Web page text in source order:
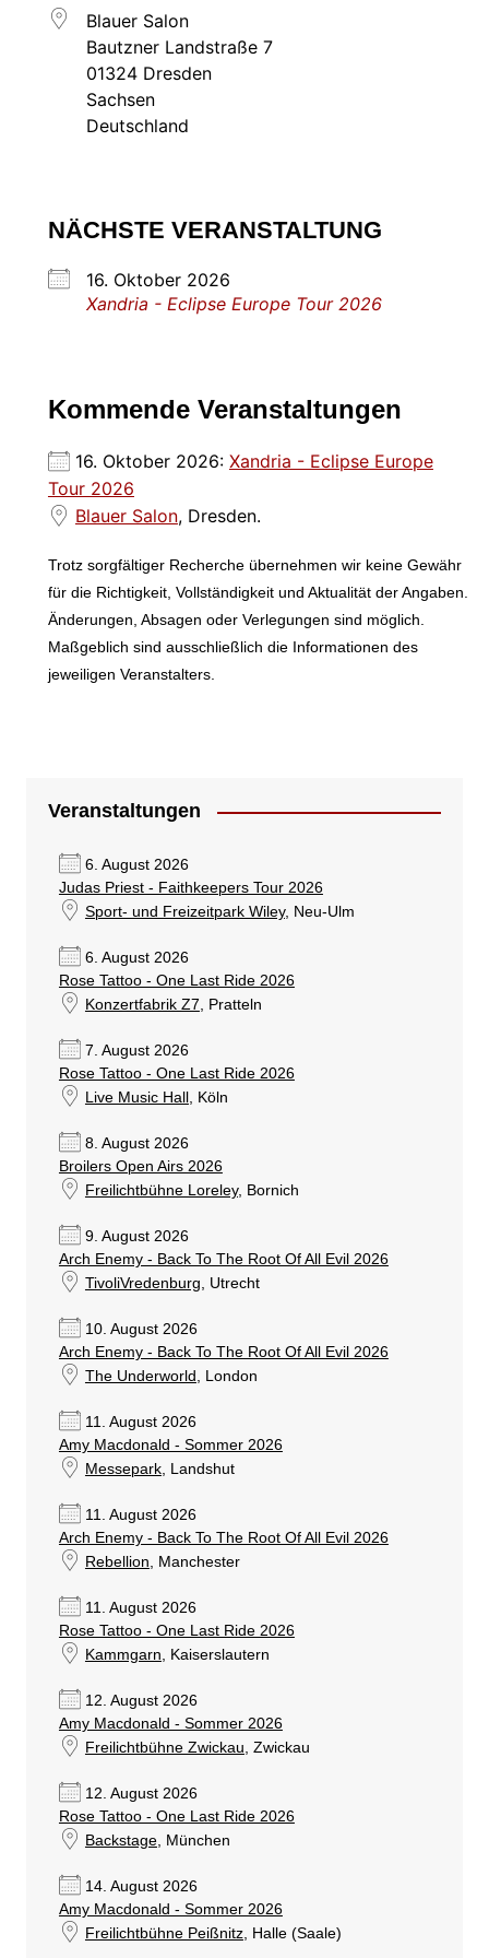
Blauer Salon
Bautzner Landstraße 7
01324 Dresden
Sachsen
Deutschland
NÄCHSTE VERANSTALTUNG
16. Oktober 2026
Xandria - Eclipse Europe Tour 2026
Kommende Veranstaltungen
16. Oktober 2026: Xandria - Eclipse Europe
Tour 2026
Blauer Salon, Dresden.
Trotz sorgfältiger Recherche übernehmen wir keine Gewähr
für die Richtigkeit, Vollständigkeit und Aktualität der Angaben.
Änderungen, Absagen oder Verlegungen sind möglich.
Maßgeblich sind ausschließlich die Informationen des
jeweiligen Veranstalters.
Veranstaltungen
6. August 2026
Judas Priest - Faithkeepers Tour 2026
Sport- und Freizeitpark Wiley, Neu-Ulm
6. August 2026
Rose Tattoo - One Last Ride 2026
Konzertfabrik Z7, Pratteln
7. August 2026
Rose Tattoo - One Last Ride 2026
Live Music Hall , Köln
8. August 2026
Broilers Open Airs 2026
Freilichtbühne Loreley, Bornich
9. August 2026
Arch Enemy - Back To The Root Of All Evil 2026
TivoliVredenburg, Utrecht
10. August 2026
Arch Enemy - Back To The Root Of All Evil 2026
The Underworld , London
11. August 2026
Amy Macdonald - Sommer 2026
Messepark, Landshut
11. August 2026
Arch Enemy - Back To The Root Of All Evil 2026
Rebellion, Manchester
11. August 2026
Rose Tattoo - One Last Ride 2026
Kammgarn, Kaiserslautern
12. August 2026
Amy Macdonald - Sommer 2026
Freilichtbühne Zwickau, Zwickau
12. August 2026
Rose Tattoo - One Last Ride 2026
Backstage, München
14. August 2026
Amy Macdonald - Sommer 2026
Freilichtbühne Peißnitz, Halle (Saale)